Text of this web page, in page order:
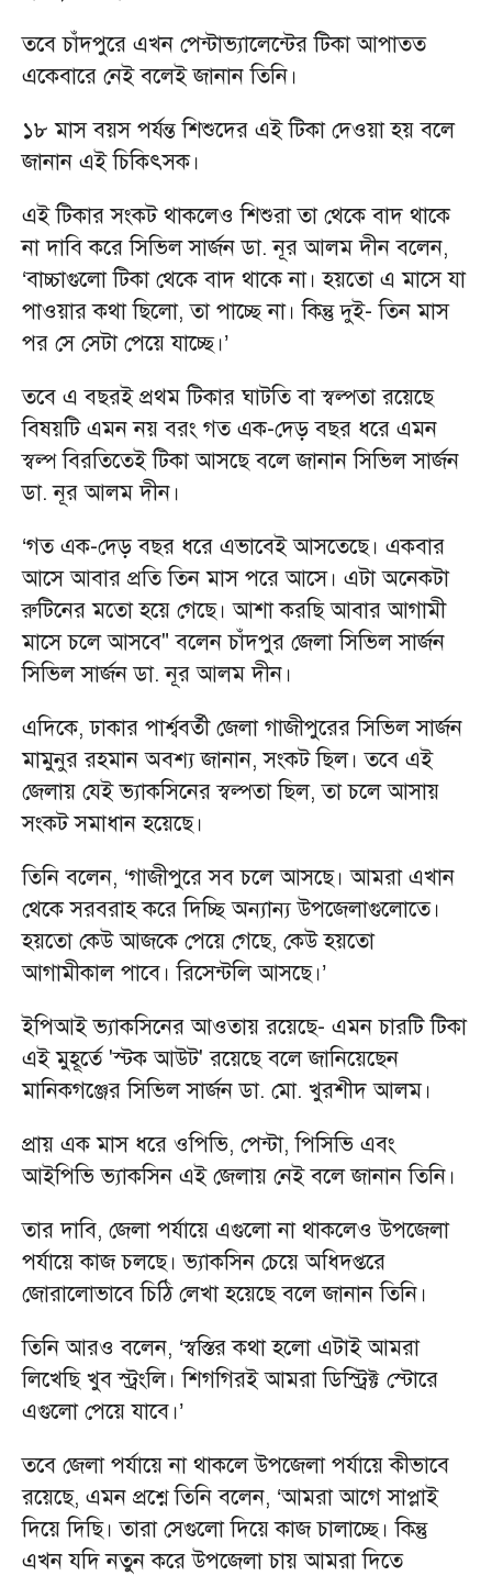
তবে চাঁদপুরে এখন পেন্টাভ্যালেন্টের টিকা আপাতত
একেবারে নেই বলেই জানান তিনি।
১৮ মাস বয়স পর্যন্ত শিশুদের এই টিকা দেওয়া হয় বলে
জানান এই চিকিৎসক।
এই টিকার সংকট থাকলেও শিশুরা তা থেকে বাদ থাকে
না দাবি করে সিভিল সার্জন ডা. নূর আলম দীন বলেন,
‘বাচ্চাগুলো টিকা থেকে বাদ থাকে না। হয়তো এ মাসে যা
পাওয়ার কথা ছিলো, তা পাচ্ছে না। কিন্তু দুই- তিন মাস
পর সে সেটা পেয়ে যাচ্ছে।’
তবে এ বছরই প্রথম টিকার ঘাটতি বা স্বল্পতা রয়েছে
বিষয়টি এমন নয় বরং গত এক-দেড় বছর ধরে এমন
স্বল্প বিরতিতেই টিকা আসছে বলে জানান সিভিল সার্জন
ডা. নূর আলম দীন।
‘গত এক-দেড় বছর ধরে এভাবেই আসতেছে। একবার
আসে আবার প্রতি তিন মাস পরে আসে। এটা অনেকটা
রুটিনের মতো হয়ে গেছে। আশা করছি আবার আগামী
মাসে চলে আসবে" বলেন চাঁদপুর জেলা সিভিল সার্জন
সিভিল সার্জন ডা. নূর আলম দীন।
এদিকে, ঢাকার পার্শ্ববর্তী জেলা গাজীপুরের সিভিল সার্জন
মামুনুর রহমান অবশ্য জানান, সংকট ছিল। তবে এই
জেলায় যেই ভ্যাকসিনের স্বল্পতা ছিল, তা চলে আসায়
সংকট সমাধান হয়েছে।
তিনি বলেন, ‘গাজীপুরে সব চলে আসছে। আমরা এখান
থেকে সরবরাহ করে দিচ্ছি অন্যান্য উপজেলাগুলোতে।
হয়তো কেউ আজকে পেয়ে গেছে, কেউ হয়তো
আগামীকাল পাবে। রিসেন্টলি আসছে।’
ইপিআই ভ্যাকসিনের আওতায় রয়েছে- এমন চারটি টিকা
এই মুহূর্তে 'স্টক আউট' রয়েছে বলে জানিয়েছেন
মানিকগঞ্জের সিভিল সার্জন ডা. মো. খুরশীদ আলম।
প্রায় এক মাস ধরে ওপিভি, পেন্টা, পিসিভি এবং
আইপিভি ভ্যাকসিন এই জেলায় নেই বলে জানান তিনি।
তার দাবি, জেলা পর্যায়ে এগুলো না থাকলেও উপজেলা
পর্যায়ে কাজ চলছে। ভ্যাকসিন চেয়ে অধিদপ্তরে
জোরালোভাবে চিঠি লেখা হয়েছে বলে জানান তিনি।
তিনি আরও বলেন, ‘স্বস্তির কথা হলো এটাই আমরা
লিখেছি খুব স্ট্রংলি। শিগগিরই আমরা ডিস্ট্রিক্ট স্টোরে
এগুলো পেয়ে যাবে।’
তবে জেলা পর্যায়ে না থাকলে উপজেলা পর্যায়ে কীভাবে
রয়েছে, এমন প্রশ্নে তিনি বলেন, ‘আমরা আগে সাপ্লাই
দিয়ে দিছি। তারা সেগুলো দিয়ে কাজ চালাচ্ছে। কিন্তু
এখন যদি নতুন করে উপজেলা চায় আমরা দিতে